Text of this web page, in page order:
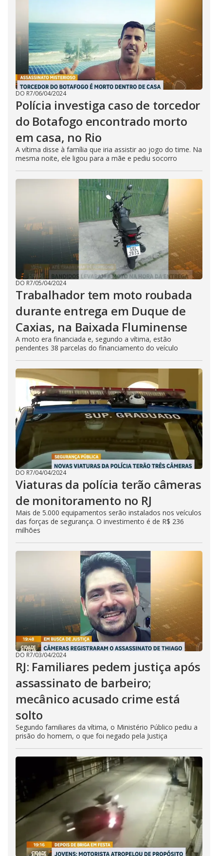
DO R7/06/04/2024
Polícia investiga caso de torcedor
do Botafogo encontrado morto
em casa, no Rio
A vítima disse à família que iria assistir ao jogo do time. Na
mesma noite, ele ligou para a mãe e pediu socorro
DO R7/05/04/2024
Trabalhador tem moto roubada
durante entrega em Duque de
Caxias, na Baixada Fluminense
A moto era financiada e, segundo a vítima, estão
pendentes 38 parcelas do financiamento do veículo
DO R7/04/04/2024
Viaturas da polícia terão câmeras
de monitoramento no RJ
Mais de 5.000 equipamentos serão instalados nos veículos
das forças de segurança. O investimento é de R$ 236
milhões
DO R7/03/04/2024
RJ: Familiares pedem justiça após
assassinato de barbeiro;
mecânico acusado crime está
solto
Segundo familiares da vítima, o Ministério Público pediu a
prisão do homem, o que foi negado pela Justiça